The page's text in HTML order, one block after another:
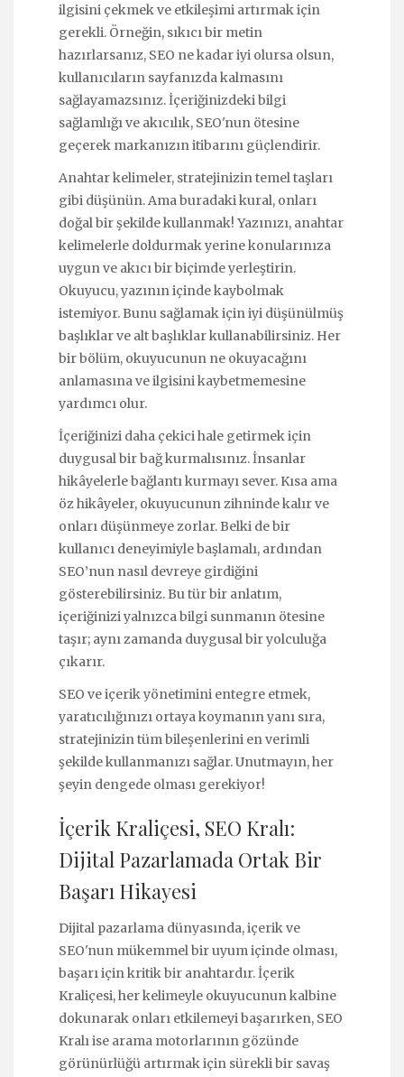
ilgisini çekmek ve etkileşimi artırmak için
gerekli. Örneğin, sıkıcı bir metin
hazırlarsanız, SEO ne kadar iyi olursa olsun,
kullanıcıların sayfanızda kalmasını
sağlayamazsınız. İçeriğinizdeki bilgi
sağlamlığı ve akıcılık, SEO'nun ötesine
geçerek markanızın itibarını güçlendirir.
Anahtar kelimeler, stratejinizin temel taşları
gibi düşünün. Ama buradaki kural, onları
doğal bir şekilde kullanmak! Yazınızı, anahtar
kelimelerle doldurmak yerine konularınıza
uygun ve akıcı bir biçimde yerleştirin.
Okuyucu, yazının içinde kaybolmak
istemiyor. Bunu sağlamak için iyi düşünülmüş
başlıklar ve alt başlıklar kullanabilirsiniz. Her
bir bölüm, okuyucunun ne okuyacağını
anlamasına ve ilgisini kaybetmemesine
yardımcı olur.
İçeriğinizi daha çekici hale getirmek için
duygusal bir bağ kurmalısınız. İnsanlar
hikâyelerle bağlantı kurmayı sever. Kısa ama
öz hikâyeler, okuyucunun zihninde kalır ve
onları düşünmeye zorlar. Belki de bir
kullanıcı deneyimiyle başlamalı, ardından
SEO’nun nasıl devreye girdiğini
gösterebilirsiniz. Bu tür bir anlatım,
içeriğinizi yalnızca bilgi sunmanın ötesine
taşır; aynı zamanda duygusal bir yolculuğa
çıkarır.
SEO ve içerik yönetimini entegre etmek,
yaratıcılığınızı ortaya koymanın yanı sıra,
stratejinizin tüm bileşenlerini en verimli
şekilde kullanmanızı sağlar. Unutmayın, her
şeyin dengede olması gerekiyor!
İçerik Kraliçesi, SEO Kralı:
Dijital Pazarlamada Ortak Bir
Başarı Hikayesi
Dijital pazarlama dünyasında, içerik ve
SEO'nun mükemmel bir uyum içinde olması,
başarı için kritik bir anahtardır. İçerik
Kraliçesi, her kelimeyle okuyucunun kalbine
dokunarak onları etkilemeyi başarırken, SEO
Kralı ise arama motorlarının gözünde
görünürlüğü artırmak için sürekli bir savaş